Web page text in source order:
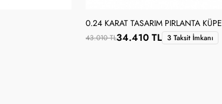
0.24 KARAT TASARIM PIRLANTA KÜPE
43.010 TL34.410 TL 3 Taksit İmkanı